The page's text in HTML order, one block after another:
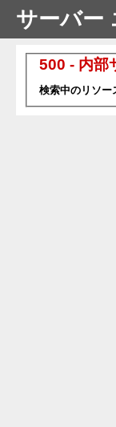
サーバー
500 - 内部
検索中のリソー